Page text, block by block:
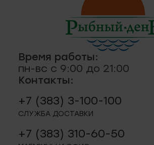
риеты
приправы
12 (Пашино)
244
Время работы:
пн-вс с 9:00 до 21:00
Контакты:
+7 (383) 3-100-100
СЛУЖБА ДОСТАВКИ
+7 (383) 310-60-50